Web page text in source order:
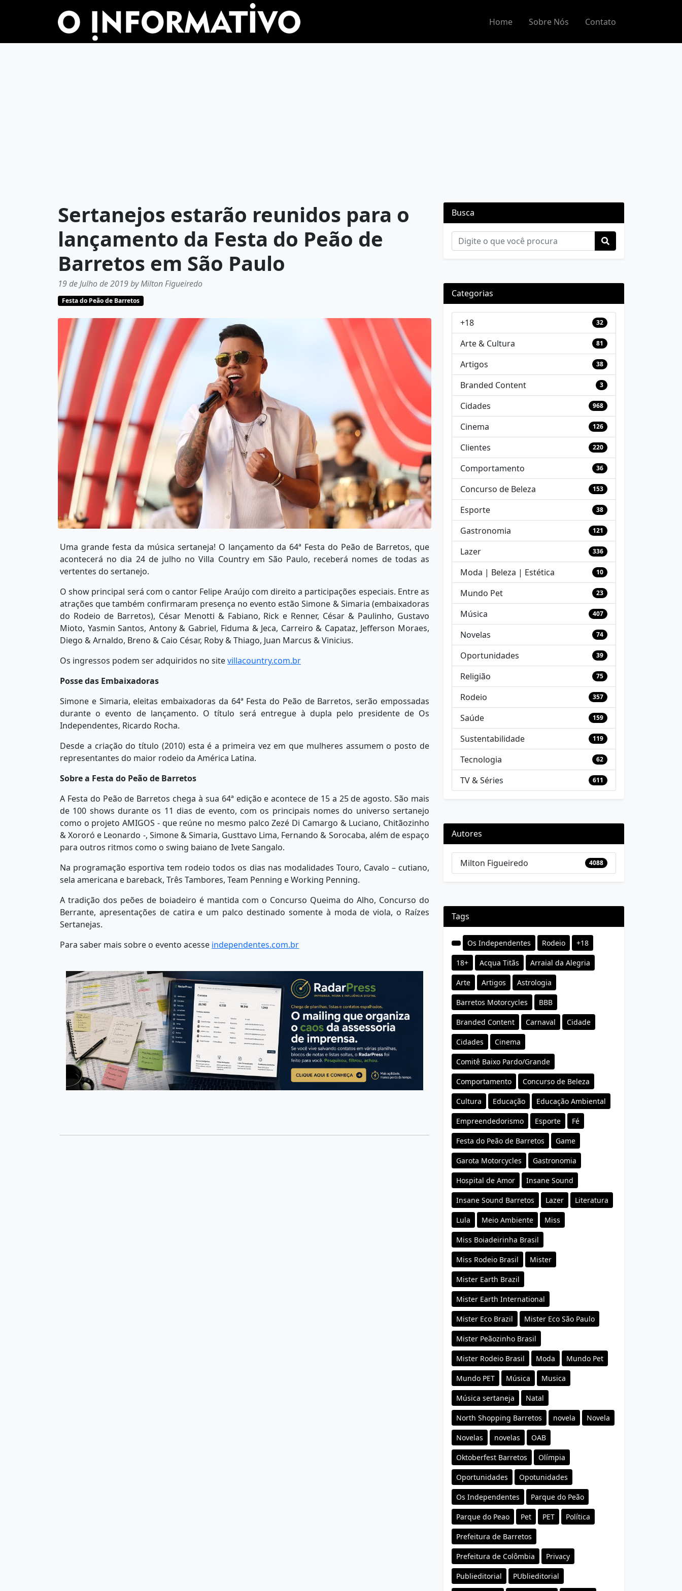
Home Sobre Nós Contato
Sertanejos estarão reunidos para o
lançamento da Festa do Peão de
Barretos em São Paulo
19 de Julho de 2019 by Milton Figueiredo
Festa do Peão de Barretos
Uma grande festa da música sertaneja! O lançamento da 64ª Festa do Peão de Barretos, que
acontecerá no dia 24 de julho no Villa Country em São Paulo, receberá nomes de todas as
vertentes do sertanejo.
O show principal será com o cantor Felipe Araújo com direito a participações especiais. Entre as
atrações que também confirmaram presença no evento estão Simone & Simaria (embaixadoras
do Rodeio de Barretos), César Menotti & Fabiano, Rick e Renner, César & Paulinho, Gustavo
Mioto, Yasmin Santos, Antony & Gabriel, Fiduma & Jeca, Carreiro & Capataz, Jefferson Moraes,
Diego & Arnaldo, Breno & Caio César, Roby & Thiago, Juan Marcus & Vinicius.
Os ingressos podem ser adquiridos no sitevillacountry.com.br
Posse das Embaixadoras
Simone e Simaria, eleitas embaixadoras da 64ª Festa do Peão de Barretos, serão empossadas
durante o evento de lançamento. O título será entregue à dupla pelo presidente de Os
Independentes, Ricardo Rocha.
Desde a criação do título (2010) esta é a primeira vez em que mulheres assumem o posto de
representantes do maior rodeio da América Latina.
Sobre a Festa do Peão de Barretos
A Festa do Peão de Barretos chega à sua 64ª edição e acontece de 15 a 25 de agosto. São mais
de 100 shows durante os 11 dias de evento, com os principais nomes do universo sertanejo
como o projeto AMIGOS - que reúne no mesmo palco Zezé Di Camargo & Luciano, Chitãozinho
& Xororó e Leonardo -, Simone & Simaria, Gusttavo Lima, Fernando & Sorocaba, além de espaço
para outros ritmos como o swing baiano de Ivete Sangalo.
Na programação esportiva tem rodeio todos os dias nas modalidades Touro, Cavalo – cutiano,
sela americana e bareback, Três Tambores, Team Penning e Working Penning.
A tradição dos peões de boiadeiro é mantida com o Concurso Queima do Alho, Concurso do
Berrante, apresentações de catira e um palco destinado somente à moda de viola, o Raízes
Sertanejas.
Para saber mais sobre o evento acesse independentes.com.br
Busca
Categorias
+18 32
Arte & Cultura 81
Artigos 38
Branded Content 3
Cidades 968
Cinema 126
Clientes 220
Comportamento 36
Concurso de Beleza 153
Esporte 38
Gastronomia 121
Lazer 336
Moda | Beleza | Estética 10
Mundo Pet 23
Música 407
Novelas 74
Oportunidades 39
Religião 75
Rodeio 357
Saúde 159
Sustentabilidade 119
Tecnologia 62
TV & Séries 611
Autores
Milton Figueiredo 4088
Tags
Os Independentes Rodeio +18
18+ Acqua Titãs Arraial da Alegria
Arte Artigos Astrologia
Barretos Motorcycles BBB
Branded Content Carnaval Cidade
Cidades Cinema
Comitê Baixo Pardo/Grande
Comportamento Concurso de Beleza
Cultura Educação Educação Ambiental
Empreendedorismo Esporte Fé
Festa do Peão de Barretos Game
Garota Motorcycles Gastronomia
Hospital de Amor Insane Sound
Insane Sound Barretos Lazer Literatura
Lula Meio Ambiente Miss
Miss Boiadeirinha Brasil
Miss Rodeio Brasil Mister
Mister Earth Brazil
Mister Earth International
Mister Eco Brazil Mister Eco São Paulo
Mister Peãozinho Brasil
Mister Rodeio Brasil Moda Mundo Pet
Mundo PET Música Musica
Música sertaneja Natal
North Shopping Barretos novela Novela
Novelas novelas OAB
Oktoberfest Barretos Olímpia
Oportunidades Opotunidades
Os Independentes Parque do Peão
Parque do Peao Pet PET Política
Prefeitura de Barretos
Prefeitura de Colômbia Privacy
Publieditorial PUblieditorial